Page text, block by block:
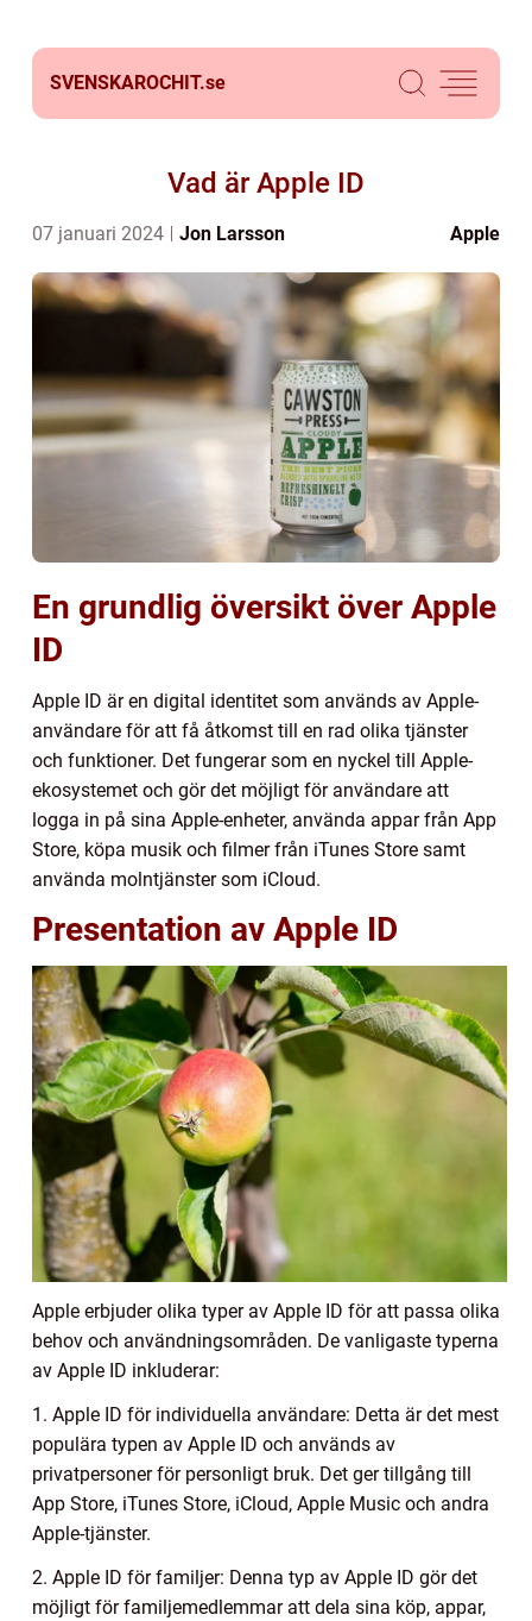
SVENSKAROCHIT.se
Vad är Apple ID
07 januari 2024 Jon Larsson Apple
En grundlig översikt över Apple
ID
Apple ID är en digital identitet som används av Apple-
användare för att få åtkomst till en rad olika tjänster
och funktioner. Det fungerar som en nyckel till Apple-
ekosystemet och gör det möjligt för användare att
logga in på sina Apple-enheter, använda appar från App
Store, köpa musik och filmer från iTunes Store samt
använda molntjänster som iCloud.
Presentation av Apple ID
Apple erbjuder olika typer av Apple ID för att passa olika
behov och användningsområden. De vanligaste typerna
av Apple ID inkluderar:
1. Apple ID för individuella användare: Detta är det mest
populära typen av Apple ID och används av
privatpersoner för personligt bruk. Det ger tillgång till
App Store, iTunes Store, iCloud, Apple Music och andra
Apple-tjänster.
2. Apple ID för familjer: Denna typ av Apple ID gör det
möjligt för familjemedlemmar att dela sina köp, appar,